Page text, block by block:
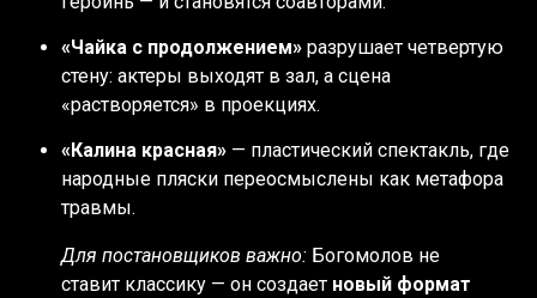
«Чайка с продолжением» разрушает четвертую
стену: актеры выходят в зал, а сцена
«растворяется» в проекциях.
«Калина красная» — пластический спектакль, где
народные пляски переосмыслены как метафора
травмы.
Для постановщиков важно: Богомолов не
ставит классику — он создает новый формат